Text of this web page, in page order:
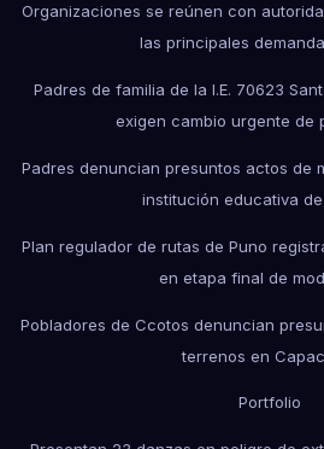
Organizaciones se reúnen con
las principales
Padres de familia de la I.E. 70623
exigen cambio urgente de
Padres denuncian presuntos actos de
institución educativa
Plan regulador de rutas de Puno
en etapa final de
Pobladores de Ccotos denuncian
terrenos en
Portfolio